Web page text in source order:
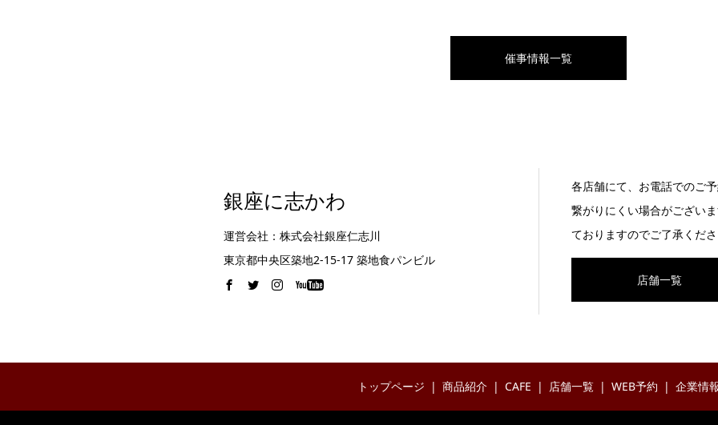
催事情報一覧
銀座に志かわ
運営会社：株式会社銀座仁志川
東京都中央区築地2-15-17 築地食パンビル
各店舗にて、お電話でのご
繋がりにくい場合がござい
ておりますのでご了承くだ
店舗一覧
トップページ 商品紹介 CAFE 店舗一覧 WEB予約 企業情